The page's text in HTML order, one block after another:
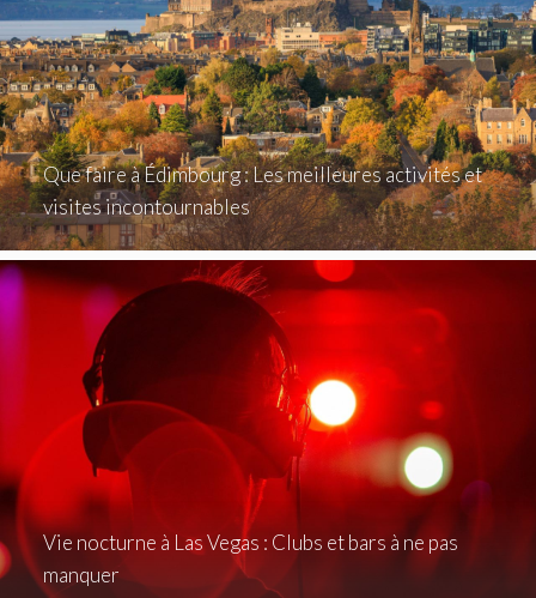
Que faire à Édimbourg : Les meilleures activités et
visites incontournables
Vie nocturne à Las Vegas : Clubs et bars à ne pas
manquer